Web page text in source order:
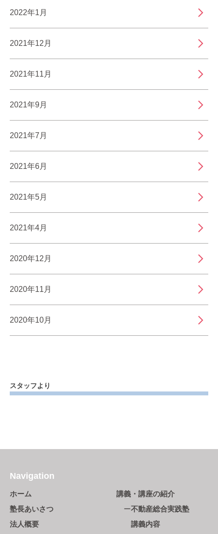
2022年1月
2021年12月
2021年11月
2021年9月
2021年7月
2021年6月
2021年5月
2021年4月
2020年12月
2020年11月
2020年10月
スタッフより
Navigation
ホーム
塾長あいさつ
法人概要
講義・講座の紹介
不動産総合実践塾
講義内容